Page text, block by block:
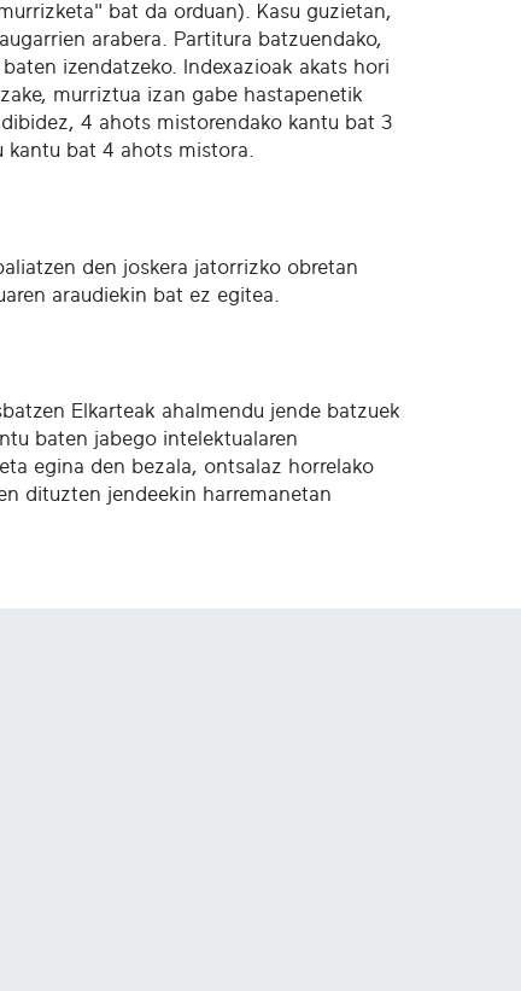
bat da orduan). Kasu guzietan,
arabera. Partitura batzuendako,
izendatzeko. Indexazioak akats hori
murriztua izan gabe hastapenetik
4 ahots mistorendako kantu bat 3
bat 4 ahots mistora.
den joskera jatorrizko obretan
araudiekin bat ez egitea.
Elkarteak ahalmendu jende batzuek
baten jabego intelektualaren
egina den bezala, ontsalaz horrelako
dituzten jendeekin harremanetan